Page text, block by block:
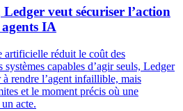
veut sécuriser l’action
agents IA
artificielle réduit le coût des
capables d’agir seuls, Ledger
rendre l’agent infaillible, mais
et le moment précis où une
acte.